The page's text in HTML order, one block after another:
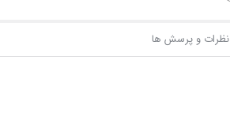
نظرات و پرسش ها